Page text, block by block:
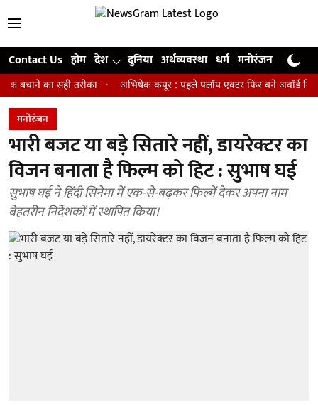
Contact Us होम देश दुनिया अर्थव्यवस्था धर्म मनोरंजन खेल
का सही तरीका अभिषेक कपूर : पहले फ्लॉप एक्टर फिर बने अवॉर्ड विनिंग
मनोरंजन
भारी बजट या बड़े सितारे नहीं, डायरेक्टर का
विजन बनाता है फिल्म को हिट : सुभाष घई
सुभाष घई ने हिंदी सिनेमा में एक-से-बढ़कर फिल्में देकर अपना नाम
बेहतरीन निर्देशकों में स्थापित किया।